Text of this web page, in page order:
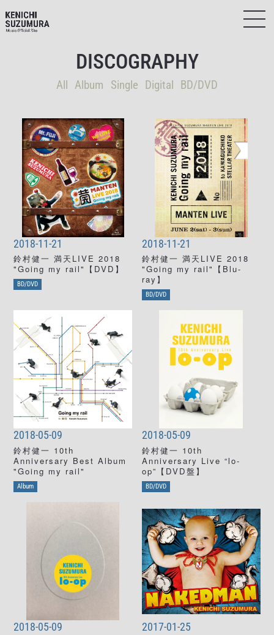
DISCOGRAPHY
All Album Single Digital BD/DVD
2018-11-21
鈴村健一 満天LIVE 2018
"Going my rail"【DVD】
BD/DVD
2018-11-21
鈴村健一 満天LIVE 2018
"Going my rail"【Blu-
ray】
BD/DVD
2018-05-09
鈴村健一 10th
Anniversary Best Album
"Going my rail"
Album
2018-05-09
鈴村健一 10th
Anniversary Live “lo-
op”【DVD盤】
BD/DVD
2018-05-09 2017-01-25